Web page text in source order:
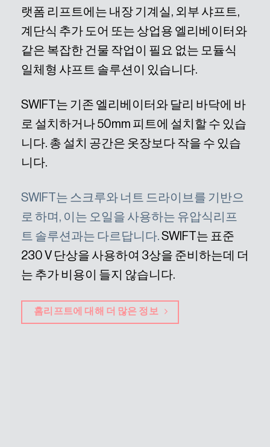
랫폼 리프트에는 내장 기계실, 외부 샤프트,
계단식 추가 도어 또는 상업용 엘리베이터와
같은 복잡한 건물 작업이 필요 없는 모듈식
일체형 샤프트 솔루션이 있습니다.
SWIFT는 기존 엘리베이터와 달리 바닥에 바
로 설치하거나 50mm 피트에 설치할 수 있습
니다. 총 설치 공간은 옷장보다 작을 수 있습
니다.
SWIFT는 스크루와 너트 드라이브를 기반으
로 하며, 이는 오일을 사용하는 유압식리프
트 솔루션과는 다르답니다. SWIFT는 표준
230 V 단상을 사용하여 3상을 준비하는데 더
는 추가 비용이 들지 않습니다.
홈리프트에 대해 더 많은 정보